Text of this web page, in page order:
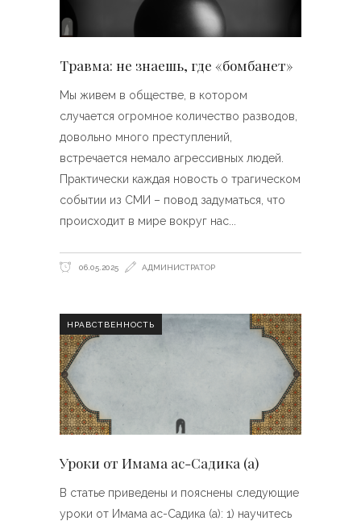
Травма: не знаешь, где «бомбанет»
Мы живем в обществе, в котором
случается огромное количество разводов,
довольно много преступлений,
встречается немало агрессивных людей.
Практически каждая новость о трагическом
событии из СМИ – повод задуматься, что
происходит в мире вокруг нас
06.05.2025 АДМИНИСТРАТОР
НРАВСТВЕННОСТЬ
Уроки от Имама ас-Садика (а)
В статье приведены и пояснены следующие
уроки от Имама ас-Садика (а): 1) научитесь